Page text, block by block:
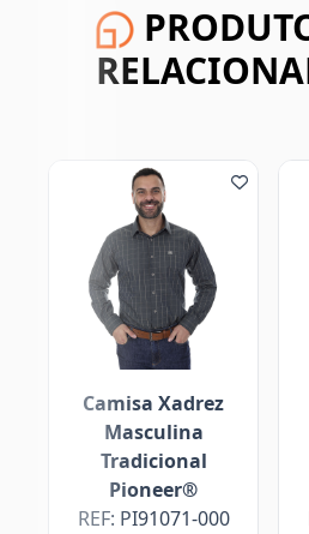
Camisa Xadrez
Masculina
Tradicional
Pioneer®
REF: PI91071-000